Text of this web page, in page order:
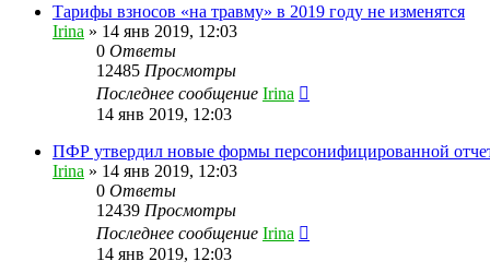
Тарифы взносов «на травму» в 2019 году не изменятся
Irina » 14 янв 2019, 12:03
0 Ответы
12485 Просмотры
Последнее сообщение Irina
14 янв 2019, 12:03
ПФР утвердил новые формы персонифицированной
Irina » 14 янв 2019, 12:03
0 Ответы
12439 Просмотры
Последнее сообщение Irina
14 янв 2019, 12:03